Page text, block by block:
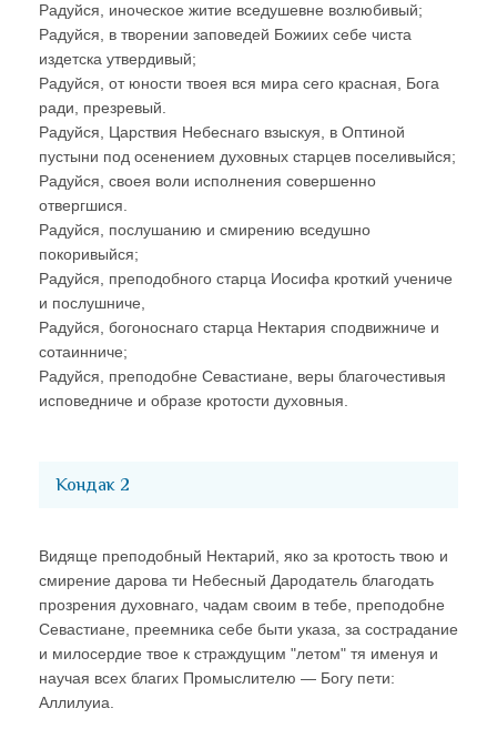
Радуйся, иноческое житие вседушевне возлюбивый;
Радуйся, в творении заповедей Божиих себе чиста
издетска утвердивый;
Радуйся, от юности твоея вся мира сего красная, Бога
ради, презревый.
Радуйся, Царствия Небеснаго взыскуя, в Оптиной
пустыни под осенением духовных старцев поселивыйся;
Радуйся, своея воли исполнения совершенно
отвергшися.
Радуйся, послушанию и смирению вседушно
покоривыйся;
Радуйся, преподобного старца Иосифа кроткий учениче
и послушниче,
Радуйся, богоноснаго старца Нектария сподвижниче и
сотаинниче;
Радуйся, преподобне Севастиане, веры благочестивыя
исповедниче и образе кротости духовныя.
Кондак 2
Видяще преподобный Нектарий, яко за кротость твою и
смирение дарова ти Небесный Дародатель благодать
прозрения духовнаго, чадам своим в тебе, преподобне
Севастиане, преемника себе быти указа, за сострадание
и милосердие твое к страждущим "летом" тя именуя и
научая всех благих Промыслителю — Богу пети:
Аллилуиа.